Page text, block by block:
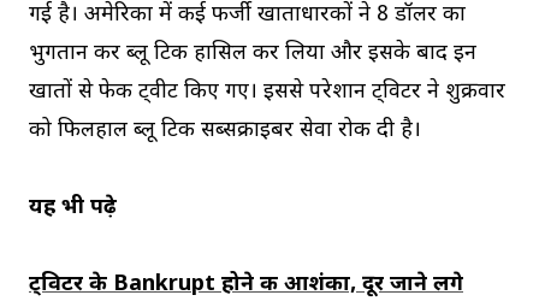
गई है। अमेरिका में कई फर्जी खाताधारकों ने 8 डॉलर का
भुगतान कर ब्लू टिक हासिल कर लिया और इसके बाद इन
खातों से फेक ट्वीट किए गए। इससे परेशान ट्विटर ने शुक्रवार
को फिलहाल ब्लू टिक सब्सक्राइबर सेवा रोक दी है।
यह भी पढ़े
ट्विटर के Bankrupt होने की आशंका, दूर जाने लगे